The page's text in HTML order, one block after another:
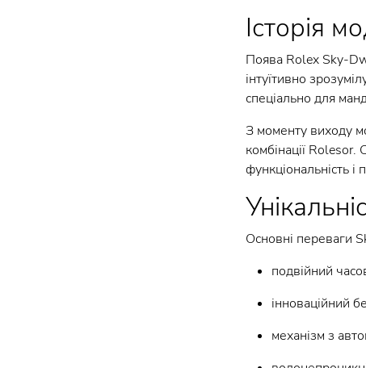
Історія
Поява Rolex Sky-
інтуїтивно
спеціально для
З моменту виходу
комбінації
функціональність і
Основні переваги
подвійний
інноваційний
механізм з